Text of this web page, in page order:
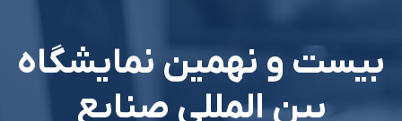
بيست و نهمين نمايشگاه
بين المللي صنايع